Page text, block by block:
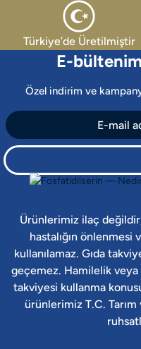
Türkiye’de Üretilmiştir
E-
Özel indirim ve
Ürünlerimiz ilaç
hastalığın önlenmesi
kullanılamaz. Gıda
geçemez. Hamilelik
takviyesi kullanma
ürünlerimiz T.C. Tarım